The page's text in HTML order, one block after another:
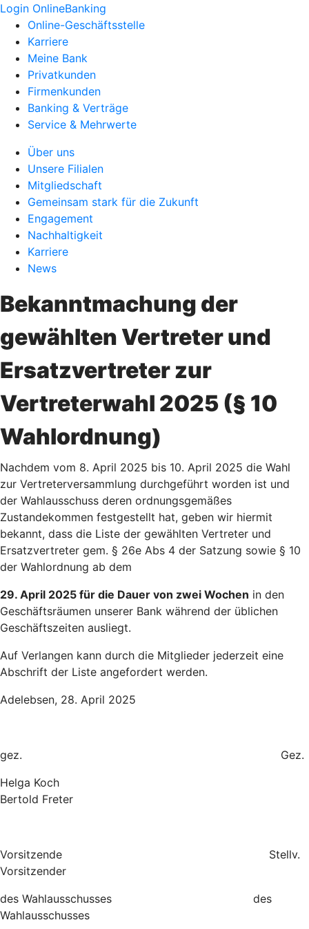
Login OnlineBanking
Online-Geschäftsstelle
Karriere
Meine Bank
Privatkunden
Firmenkunden
Banking & Verträge
Service & Mehrwerte
Über uns
Unsere Filialen
Mitgliedschaft
Gemeinsam stark für die Zukunft
Engagement
Nachhaltigkeit
Karriere
News
Bekanntmachung der
gewählten Vertreter und
Ersatzvertreter zur
Vertreterwahl 2025 (§ 10
Wahlordnung)
Nachdem vom 8. April 2025 bis 10. April 2025 die Wahl
zur Vertreterversammlung durchgeführt worden ist und
der Wahlausschuss deren ordnungsgemäßes
Zustandekommen festgestellt hat, geben wir hiermit
bekannt, dass die Liste der gewählten Vertreter und
Ersatzvertreter gem. § 26e Abs 4 der Satzung sowie § 10
der Wahlordnung ab dem
29. April 2025 für die Dauer von zwei Wochen in den
Geschäftsräumen unserer Bank während der üblichen
Geschäftszeiten ausliegt.
Auf Verlangen kann durch die Mitglieder jederzeit eine
Abschrift der Liste angefordert werden.
Adelebsen, 28. April 2025
gez. Gez.
Helga Koch
Bertold Freter
Vorsitzende Stellv.
Vorsitzender
des Wahlausschusses des
Wahlausschusses